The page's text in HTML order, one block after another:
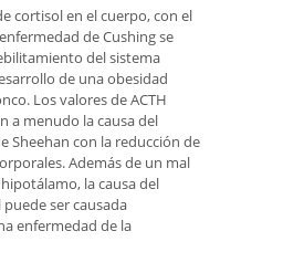
cortisol en el cuerpo, con el
de Cushing se
del sistema
de una obesidad
Los valores de ACTH
a menudo la causa del
Sheehan con la reducción de
Además de un mal
la causa del
ser causada
enfermedad de la